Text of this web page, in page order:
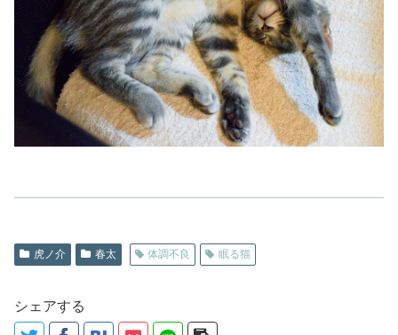
虎ノ介 春太 体調不良 眠る猫
シェアする